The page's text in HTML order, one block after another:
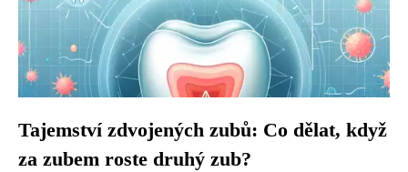
Tajemství zdvojených zubů: Co dělat, když
za zubem roste druhý zub?